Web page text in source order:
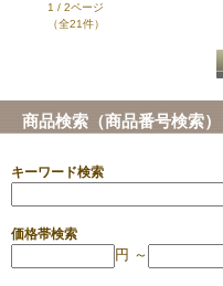
1 / 2ページ
（全21件）
商品検索（商品番号検索）
キーワード検索
価格帯検索
円 ～